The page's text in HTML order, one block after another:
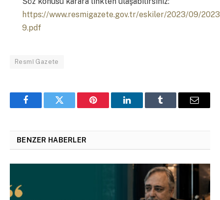
https://www.resmigazete.gov.tr/eskiler/2023/09/
9.pdf
Resmî Gazete
FacebookTwitter Pinterest LinkedInTumblr Email
BENZER HABERLER